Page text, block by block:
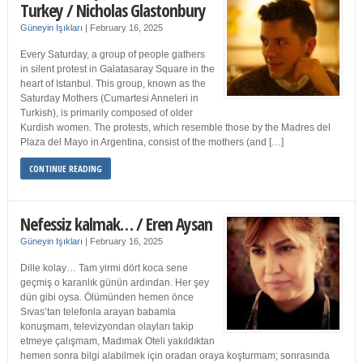
Turkey / Nicholas Glastonbury
Güneyin Işıkları | February 16, 2025
Every Saturday, a group of people gathers
in silent protest in Galatasaray Square in the
heart of Istanbul. This group, known as the
Saturday Mothers (Cumartesi Anneleri in
Turkish), is primarily composed of older
Kurdish women. The protests, which resemble those by the Madres del
Plaza del Mayo in Argentina, consist of the mothers (and […]
CONTINUE READING
Nefessiz kalmak… / Eren Aysan
Güneyin Işıkları | February 16, 2025
Dille kolay… Tam yirmi dört koca sene
geçmiş o karanlık günün ardından. Her şey
dün gibi oysa. Ölümünden hemen önce
Sıvas’tan telefonla arayan babamla
konuşmam, televizyondan olayları takip
etmeye çalışmam, Madımak Oteli yakıldıktan
hemen sonra bilgi alabilmek için oradan oraya koşturmam; sonrasında